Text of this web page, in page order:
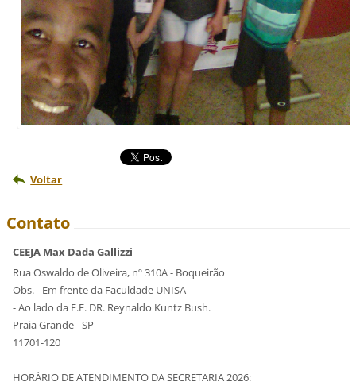
Voltar
Contato
CEEJA Max Dada Gallizzi
Rua Oswaldo de Oliveira, nº 310A - Boqueirão
Obs. - Em frente da Faculdade UNISA
- Ao lado da E.E. DR. Reynaldo Kuntz Bush.
Praia Grande - SP
11701-120
HORÁRIO DE ATENDIMENTO DA SECRETARIA 2026: